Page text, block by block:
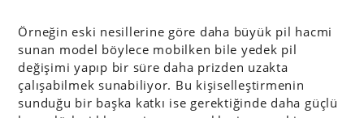
Örneğin eski nesillerine göre daha büyük pil hacmi
sunan model böylece mobilken bile yedek pil
değişimi yapıp bir süre daha prizden uzakta
çalışabilmek sunabiliyor. Bu kişiselleştirmenin
sunduğu bir başka katkı ise gerektiğinde daha güçlü